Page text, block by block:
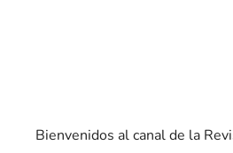
Bienvenidos al canal de la